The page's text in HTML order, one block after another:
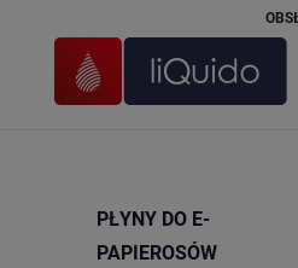
PŁYNY DO E-
PAPIEROSÓW